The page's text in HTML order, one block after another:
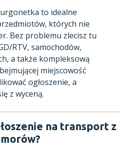
to idealne
których nie
Bez problemu zlecisz tu
RTV, samochodów,
a także kompleksową
miejscowość
ogłoszenie, a
z wyceną.
na transport z